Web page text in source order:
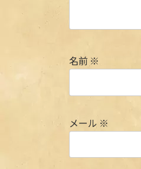
名前 ※
メール ※